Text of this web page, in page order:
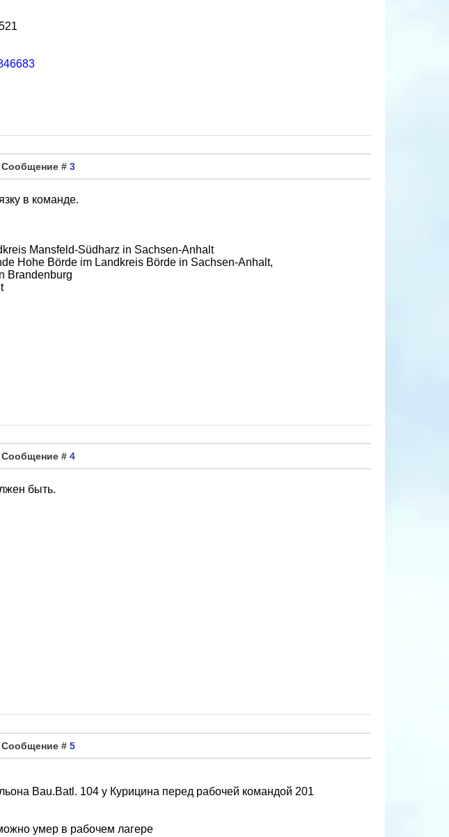
Сообщение # 3
в команде.
Mansfeld-Südharz in Sachsen-Anhalt
Hohe Börde im Landkreis Börde in Sachsen-Anhalt,
Brandenburg
Сообщение # 4
быть.
Сообщение # 5
Bau.Batl. 104 у Курицина перед рабочей командой 201
умер в рабочем лагере